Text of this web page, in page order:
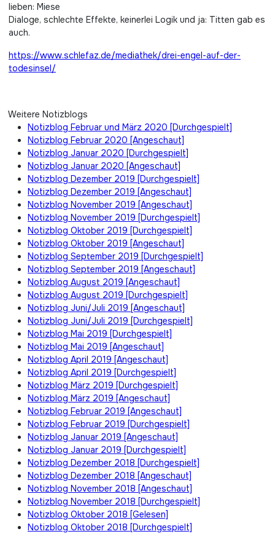
lieben: Miese
Dialoge, schlechte Effekte, keinerlei Logik und ja: Titten gab es
auch.
https://www.schlefaz.de/mediathek/drei-engel-auf-der-
todesinsel/
Weitere Notizblogs
Notizblog Februar und März 2020 [Durchgespielt]
Notizblog Februar 2020 [Angeschaut]
Notizblog Januar 2020 [Durchgespielt]
Notizblog Januar 2020 [Angeschaut]
Notizblog Dezember 2019 [Durchgespielt]
Notizblog Dezember 2019 [Angeschaut]
Notizblog November 2019 [Angeschaut]
Notizblog November 2019 [Durchgespielt]
Notizblog Oktober 2019 [Durchgespielt]
Notizblog Oktober 2019 [Angeschaut]
Notizblog September 2019 [Durchgespielt]
Notizblog September 2019 [Angeschaut]
Notizblog August 2019 [Angeschaut]
Notizblog August 2019 [Durchgespielt]
Notizblog Juni/Juli 2019 [Angeschaut]
Notizblog Juni/Juli 2019 [Durchgespielt]
Notizblog Mai 2019 [Durchgespielt]
Notizblog Mai 2019 [Angeschaut]
Notizblog April 2019 [Angeschaut]
Notizblog April 2019 [Durchgespielt]
Notizblog März 2019 [Durchgespielt]
Notizblog März 2019 [Angeschaut]
Notizblog Februar 2019 [Angeschaut]
Notizblog Februar 2019 [Durchgespielt]
Notizblog Januar 2019 [Angeschaut]
Notizblog Januar 2019 [Durchgespielt]
Notizblog Dezember 2018 [Durchgespielt]
Notizblog Dezember 2018 [Angeschaut]
Notizblog November 2018 [Angeschaut]
Notizblog November 2018 [Durchgespielt]
Notizblog Oktober 2018 [Gelesen]
Notizblog Oktober 2018 [Durchgespielt]